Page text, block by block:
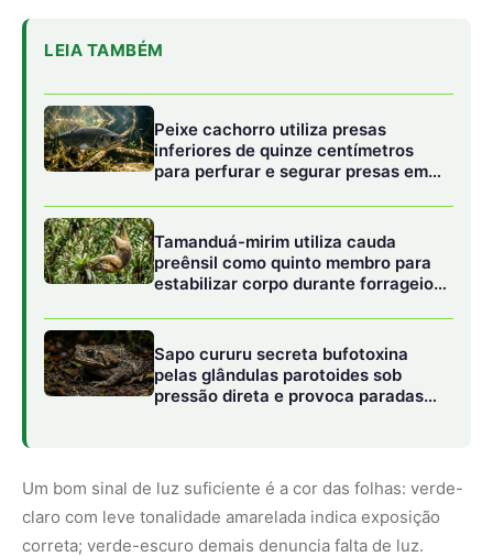
cardíacas graves em cães
Um bom sinal de luz suficiente é a cor das folhas: verde-
claro com leve tonalidade amarelada indica exposição
correta; verde-escuro demais denuncia falta de luz.
Excesso de nitrogênio no adubo
Você tem adubado com frequência? Ótimo — mas qual
fórmula está usando? Adubos ricos em nitrogênio (N)
estimulam o crescimento das folhas e raízes, mas inibem
a floração. Para flores, o ideal é usar fórmulas com mais
fósforo (P), como o NPK 10-30-20. A troca deve ser feita
quando surgem os novos brotos.